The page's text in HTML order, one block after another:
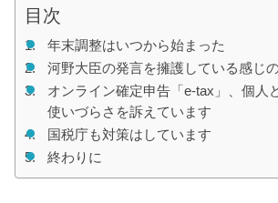
目次
年末調整はいつから始まった
河野大臣の発言を擁護している感じ
オンライン確定申告「e-tax」、個人
使いづらさを訴えています
国税庁も対策はしています
終わりに